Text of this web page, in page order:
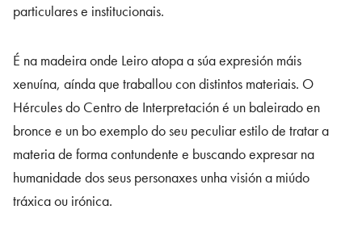
particulares e institucionais.
É na madeira onde Leiro atopa a súa expresión máis
xenuína, aínda que traballou con distintos materiais. O
Hércules do Centro de Interpretación é un baleirado en
bronce e un bo exemplo do seu peculiar estilo de tratar a
materia de forma contundente e buscando expresar na
humanidade dos seus personaxes unha visión a miúdo
tráxica ou irónica.